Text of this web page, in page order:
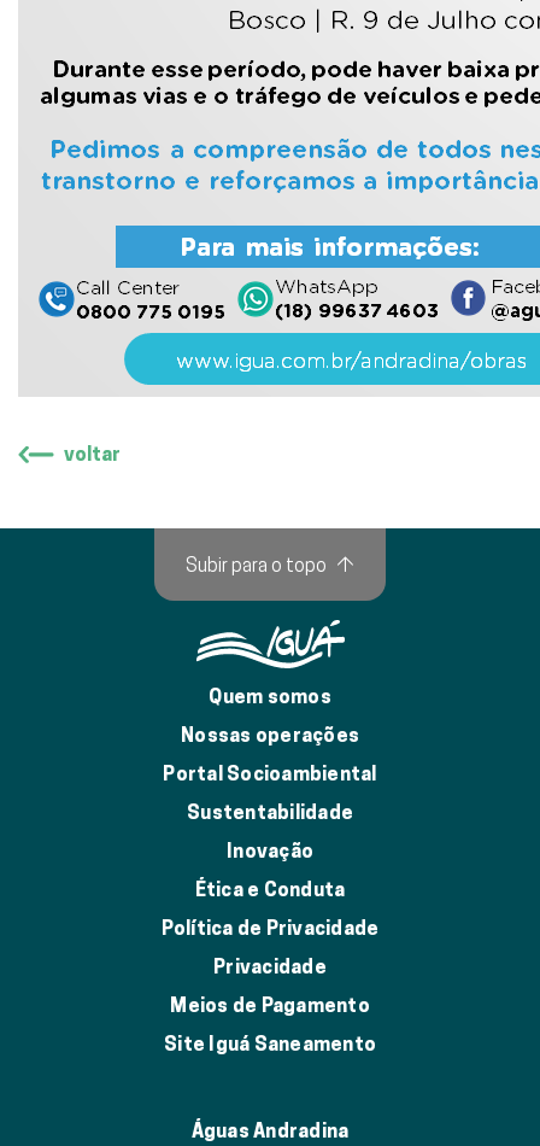
voltar
Quem somos
Nossas operações
Portal Socioambiental
Sustentabilidade
Inovação
Ética e Conduta
Política de Privacidade
Privacidade
Meios de Pagamento
Site Iguá Saneamento
Águas Andradina
Subir para o topo ↑